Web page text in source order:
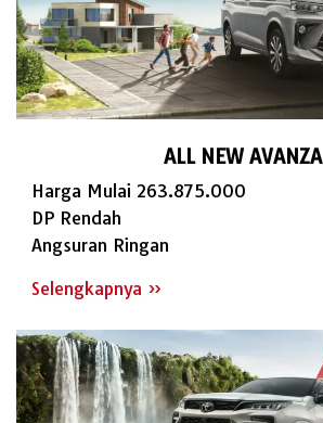
ALL NEW AVANZA
Harga Mulai 263.875.000
DP Rendah
Angsuran Ringan
Selengkapnya »